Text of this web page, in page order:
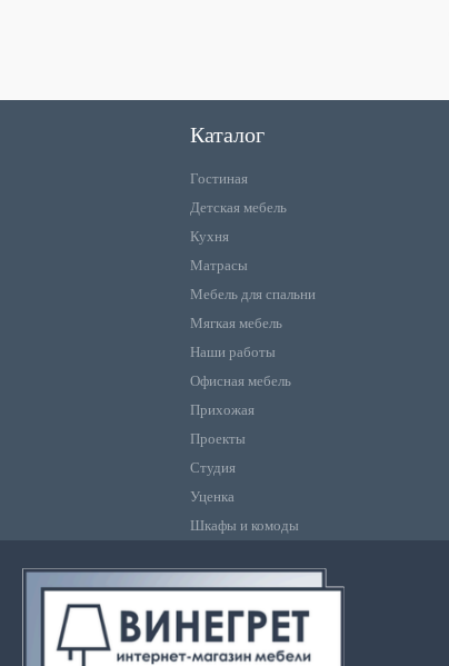
Каталог
Гостиная
Детская мебель
Кухня
Матрасы
Мебель для спальни
Мягкая мебель
Наши работы
Офисная мебель
Прихожая
Проекты
Студия
Уценка
Шкафы и комоды